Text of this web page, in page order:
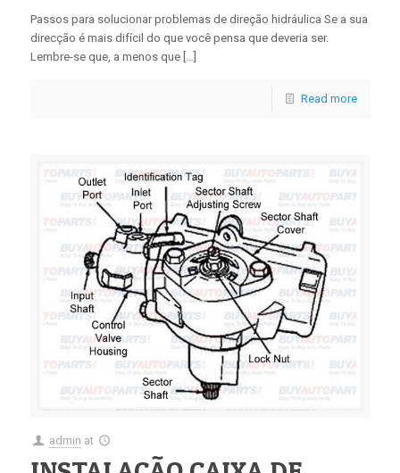
Passos para solucionar problemas de direção hidráulica Se a sua
direcção é mais difícil do que você pensa que deveria ser.
Lembre-se que, a menos que […]
Read more
admin at